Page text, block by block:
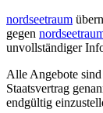
nordseetraum
gegen
unvollständiger
Alle Angebote
Staatsvertrag
endgültig